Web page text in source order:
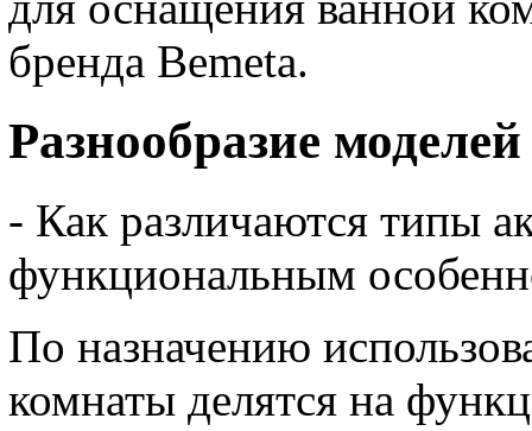
бренда Bemeta.
Разнообразие моделей
- Как различаются типы
функциональным
По назначению
комнаты делятся на